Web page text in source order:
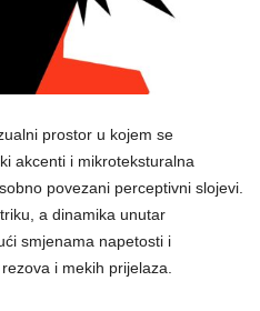
prostor u kojem se
akcenti i mikroteksturalna
povezani perceptivni slojevi.
a dinamika unutar
smjenama napetosti i
i mekih prijelaza.